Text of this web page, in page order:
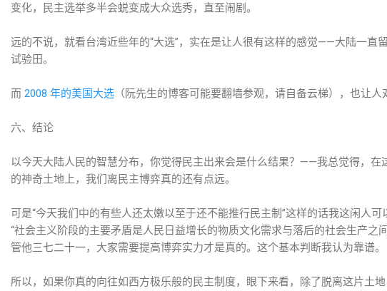
变化，民主选举多半会蜕变成大众选秀，直至闹剧。
远的不说，就看台湾近些年的“大选”，实在是让人很有这样的感觉——大陆一直
试验田。
而 2008 年的美国大选 （阮先生的博客可能要翻墙参观，请自备云梯），也让
六、结论
以今天大陆人民的智慧分布，你觉得民主出来会是什么结果？——我总觉得，在
的神奇土地上，我们离民主博弈真的还有点远。
可是“今天我们中的有些人还太嫩以至于还不能推行民主制”这样的话我这闲人
“社会主义阶段的主要矛盾是人民日益增长的物质文化需求与落后的社会生产之
管他三七二十一，大家需要提高博弈实力才是真的。这个基本判断我认为靠谱。
所以，如果你真的向往如西方极乐般的民主制度，眼下来看，除了脱离这片土